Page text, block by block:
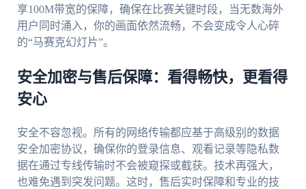
享100M带宽的保障，确保在比赛关键时段，当无数海外
用户同时涌入，你的画面依然流畅，不会变成令人心碎
的“马赛克幻灯片”。
安全加密与售后保障：看得畅快，更看得
安心
安全不容忽视。所有的网络传输都应基于高级别的数据
安全加密协议，确保你的登录信息、观看记录等隐私数
据在通过专线传输时不会被窥探或截获。技术再强大，
也难免遇到突发问题。这时，售后实时保障和专业的技